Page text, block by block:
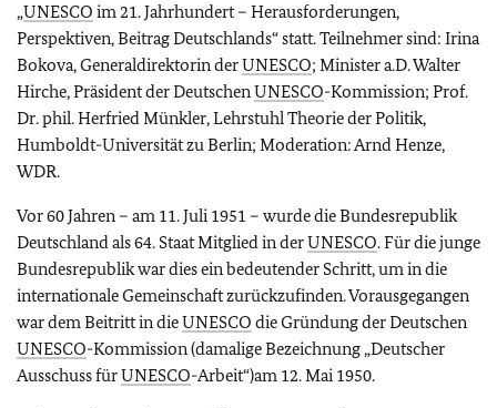
„UNESCO im 21. Jahrhundert – Herausforderungen,
Perspektiven, Beitrag Deutschlands“ statt. Teilnehmer sind: Irina
Bokova, Generaldirektorin derUNESCO; Minister a.D. Walter
Hirche, Präsident der DeutschenUNESCO-Kommission; Prof.
Dr. phil. Herfried Münkler, Lehrstuhl Theorie der Politik,
Humboldt-Universität zu Berlin; Moderation: Arnd Henze,
WDR.
Vor 60 Jahren – am 11. Juli 1951 – wurde die Bundesrepublik
Deutschland als 64. Staat Mitglied in derUNESCO. Für die junge
Bundesrepublik war dies ein bedeutender Schritt, um in die
internationale Gemeinschaft zurückzufinden. Vorausgegangen
war dem Beitritt in dieUNESCO die Gründung der Deutschen
UNESCO-Kommission (damalige Bezeichnung „Deutscher
Ausschuss fürUNESCO-Arbeit“)am 12. Mai 1950.